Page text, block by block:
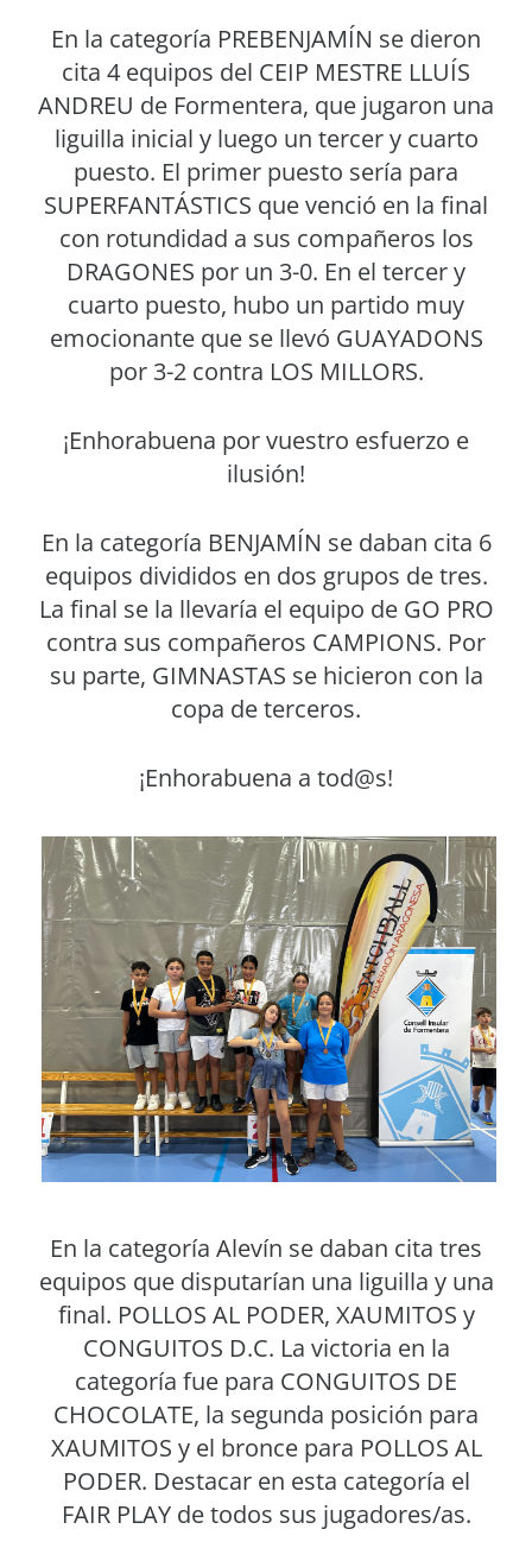
En la categoría PREBENJAMÍN se dieron
cita 4 equipos del CEIP MESTRE LLUÍS
ANDREU de Formentera, que jugaron una
liguilla inicial y luego un tercer y cuarto
puesto. El primer puesto sería para
SUPERFANTÁSTICS que venció en la final
con rotundidad a sus compañeros los
DRAGONES por un 3-0. En el tercer y
cuarto puesto, hubo un partido muy
emocionante que se llevó GUAYADONS
por 3-2 contra LOS MILLORS.
¡Enhorabuena por vuestro esfuerzo e
ilusión!
En la categoría BENJAMÍN se daban cita 6
equipos divididos en dos grupos de tres.
La final se la llevaría el equipo de GO PRO
contra sus compañeros CAMPIONS. Por
su parte, GIMNASTAS se hicieron con la
copa de terceros.
¡Enhorabuena a tod@s!
En la categoría Alevín se daban cita tres
equipos que disputarían una liguilla y una
final. POLLOS AL PODER, XAUMITOS y
CONGUITOS D.C. La victoria en la
categoría fue para CONGUITOS DE
CHOCOLATE, la segunda posición para
XAUMITOS y el bronce para POLLOS AL
PODER. Destacar en esta categoría el
FAIR PLAY de todos sus jugadores/as.